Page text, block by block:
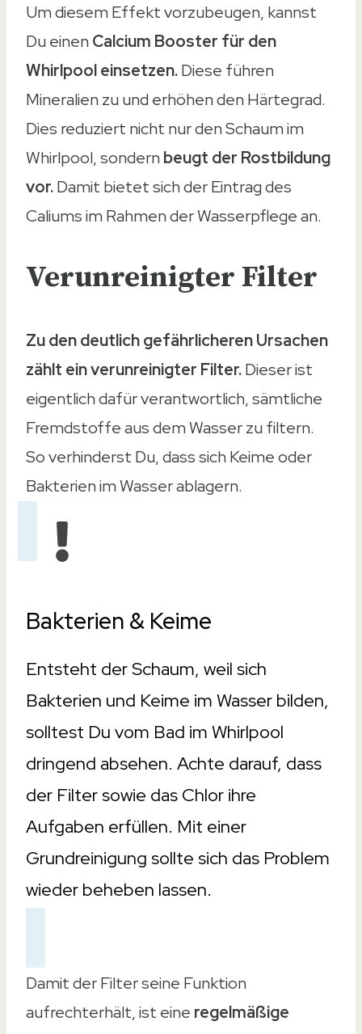
Um diesem Effekt vorzubeugen, kannst
Du einenCalcium Booster für den
Whirlpool einsetzen.Diese führen
Mineralien zu und erhöhen den Härtegrad.
Dies reduziert nicht nur den Schaum im
Whirlpool, sondernbeugt der Rostbildung
vor.Damit bietet sich der Eintrag des
Caliums im Rahmen der Wasserpflege an.
Verunreinigter Filter
Zu den deutlich gefährlicheren Ursachen
zählt ein verunreinigter Filter.Dieser ist
eigentlich dafür verantwortlich, sämtliche
Fremdstoffe aus dem Wasser zu filtern.
So verhinderst Du, dass sich Keime oder
Bakterien im Wasser ablagern.
Bakterien & Keime
Entsteht der Schaum, weil sich
Bakterien und Keime im Wasser bilden,
solltest Du vom Bad im Whirlpool
dringend absehen. Achte darauf, dass
der Filter sowie das Chlor ihre
Aufgaben erfüllen. Mit einer
Grundreinigung sollte sich das Problem
wieder beheben lassen.
Damit der Filter seine Funktion
aufrechterhält, ist eine regelmäßige